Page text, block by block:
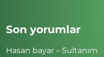
Son yorumlar
Hasan bayar – Sultanım